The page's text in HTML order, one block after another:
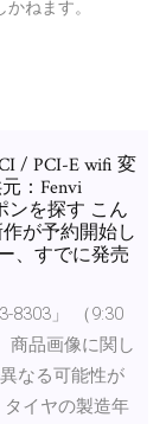
ねます。
/ PCI-E wifi 変
：Fenvi
ンを探す こん
が予約開始し
、すでに発売
8303」 （9:30
商品画像に関し
なる可能性が
イヤの製造年